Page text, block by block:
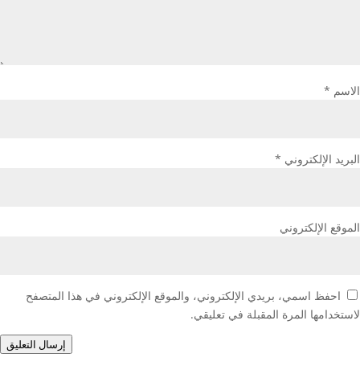
الاسم *
البريد الإلكتروني *
الموقع الإلكتروني
احفظ اسمي، بريدي الإلكتروني، والموقع الإلكتروني في هذا المتصفح
لاستخدامها المرة المقبلة في تعليقي.
إرسال التعليق